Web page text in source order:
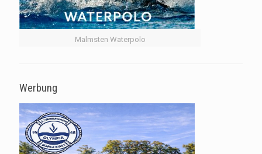
Malmsten Waterpolo
Werbung